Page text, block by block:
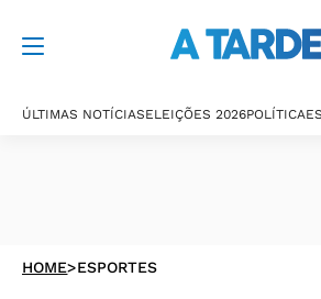
ÚLTIMAS NOTÍCIASELEIÇÕES 2026POLÍTICA
HOME>ESPORTES